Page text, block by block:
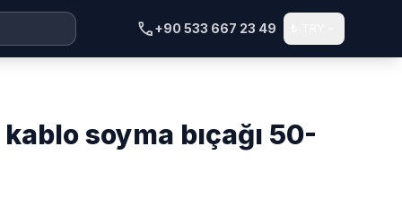
call+90 533 667 23 49